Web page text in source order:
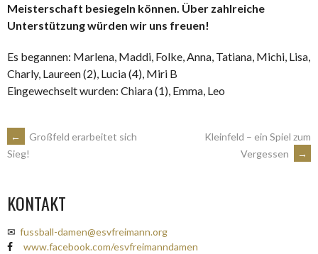
Meisterschaft besiegeln können. Über zahlreiche
Unterstützung würden wir uns freuen!
Es begannen: Marlena, Maddi, Folke, Anna, Tatiana, Michi, Lisa,
Charly, Laureen (2), Lucia (4), Miri B
Eingewechselt wurden: Chiara (1), Emma, Leo
ARTIKEL-
←
Großfeld erarbeitet sich
Sieg!
Kleinfeld – ein Spiel zum
Vergessen
→
KONTAKT
✉ fussball-damen@esvfreimann.org
www.facebook.com/esvfreimanndamen